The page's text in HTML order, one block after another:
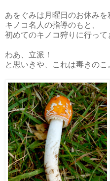
あをぐみは月曜日のお休みを
キノコ名人の指導のもと、
初めてのキノコ狩りに行って
わあ、立派！
と思いきや、これは毒きのこ